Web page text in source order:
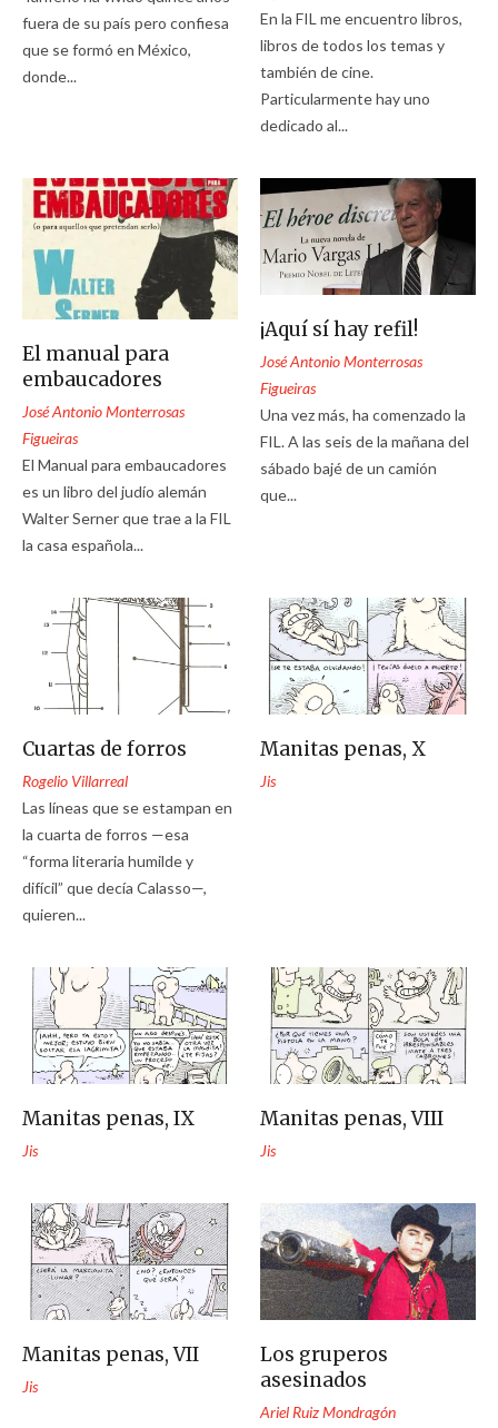
fuera de su país pero confiesa
que se formó en México,
donde...
En la FIL me encuentro libros,
libros de todos los temas y
también de cine.
Particularmente hay uno
dedicado al...
El manual para
embaucadores
José Antonio Monterrosas
Figueiras
El Manual para embaucadores
es un libro del judío alemán
Walter Serner que trae a la FIL
la casa española...
¡Aquí sí hay refil!
José Antonio Monterrosas
Figueiras
Una vez más, ha comenzado la
FIL. A las seis de la mañana del
sábado bajé de un camión
que...
Cuartas de forros
Rogelio Villarreal
Las líneas que se estampan en
la cuarta de forros —esa
“forma literaria humilde y
difícil” que decía Calasso—,
quieren...
Manitas penas, X
Jis
Manitas penas, IX
Jis
Manitas penas, VIII
Jis
Manitas penas, VII
Jis
Los gruperos
asesinados
Ariel Ruiz Mondragón